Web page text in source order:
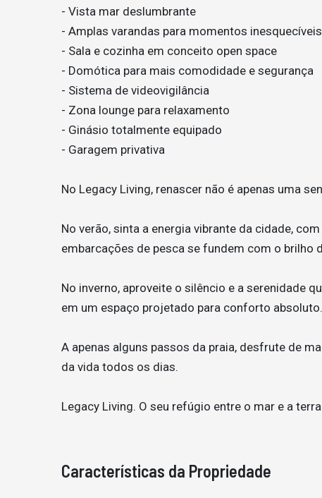
- Vista mar deslumbrante
- Amplas varandas para momentos inesquecíveis
- Sala e cozinha em conceito open space
- Domótica para mais comodidade e segurança
- Sistema de videovigilância
- Zona lounge para relaxamento
- Ginásio totalmente equipado
- Garagem privativa
No Legacy Living, renascer não é apenas uma
No verão, sinta a energia vibrante da cidade,
embarcações de pesca se fundem com o brilho
No inverno, aproveite o silêncio e a serenidade
em um espaço projetado para conforto absoluto.
A apenas alguns passos da praia, desfrute de
da vida todos os dias.
Legacy Living. O seu refúgio entre o mar e a
Características da Propriedade